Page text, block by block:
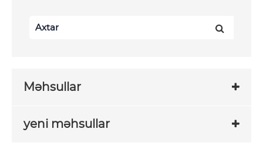
Məhsullar
yeni məhsullar